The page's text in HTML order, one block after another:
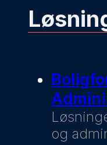
og